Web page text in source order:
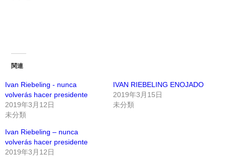
関連
Ivan Riebeling - nunca
volverás hacer presidente
2019年3月12日
未分類
IVAN RIEBELING ENOJADO
2019年3月15日
未分類
Ivan Riebeling – nunca
volverás hacer presidente
2019年3月12日